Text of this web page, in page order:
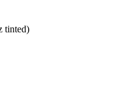
tinted)